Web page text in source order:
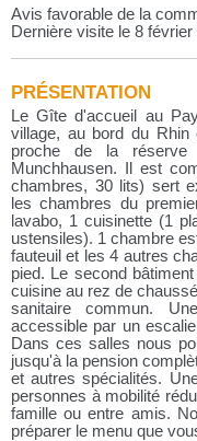
Avis favorable de la
Dernière visite le 8
PRÉSENTATION
Le Gîte d'accueil au
village, au bord du Rhin
proche de la
Munchhausen. Il est
chambres, 30 lits) sert
les chambres du
lavabo, 1 cuisinette (1
ustensiles). 1 chambre
fauteuil et les 4 autres
pied. Le second
cuisine au rez de
sanitaire commun.
accessible par un
Dans ces salles nous
jusqu'à la pension
et autres spécialités.
personnes à mobilité
famille ou entre amis.
préparer le menu que